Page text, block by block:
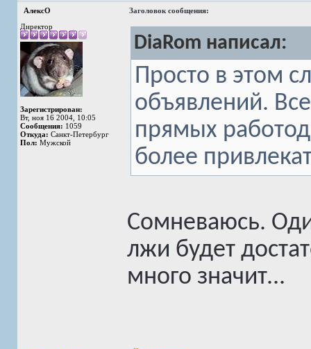
АлексО
Заголовок сообщения:
Директор
Зарегистрирован:
Вт, ноя 16 2004, 10:05
Сообщения: 1059
Откуда: Санкт-Петербург
Пол: Мужской
DiaRom написал:
Просто в этом
объявлений.
прямых
более
Сомневаюсь.
лжи будет
много значит...